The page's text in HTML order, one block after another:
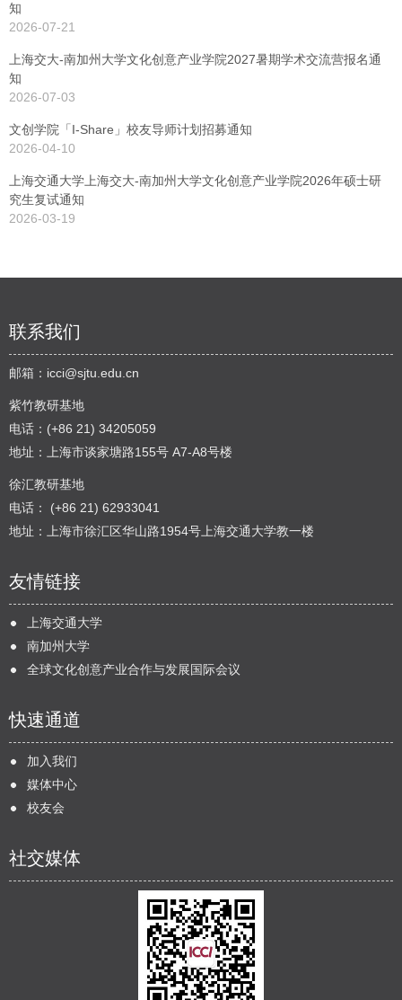
知
2026-07-21
上海交大-南加州大学文化创意产业学院2027暑期学术交流营报名通
知
2026-07-03
文创学院「I-Share」校友导师计划招募通知
2026-04-10
上海交通大学上海交大-南加州大学文化创意产业学院2026年硕士研
究生复试通知
2026-03-19
联系我们
邮箱： icci@sjtu.edu.cn
紫竹教研基地
电话：(+86 21) 34205059
地址：上海市谈家塘路155号 A7-A8号楼
徐汇教研基地
电话： (+86 21) 62933041
地址：上海市徐汇区华山路1954号上海交通大学教一楼
友情链接
上海交通大学
南加州大学
全球文化创意产业合作与发展国际会议
快速通道
加入我们
媒体中心
校友会
社交媒体